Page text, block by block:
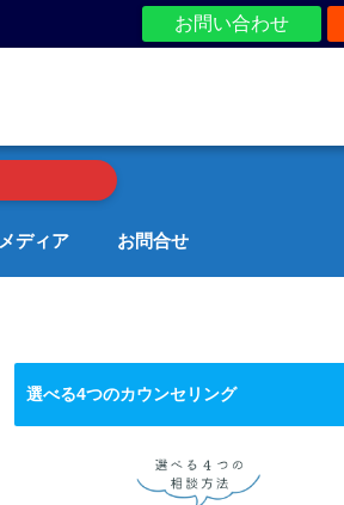
お問い合わせ
メディア お問合せ
選べる4つのカウンセリング